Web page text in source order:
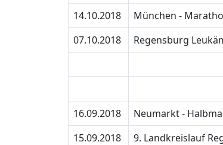
14.10.2018
München -
07.10.2018
Regensburg
16.09.2018
Neumarkt -
15.09.2018
9. Landkreislauf